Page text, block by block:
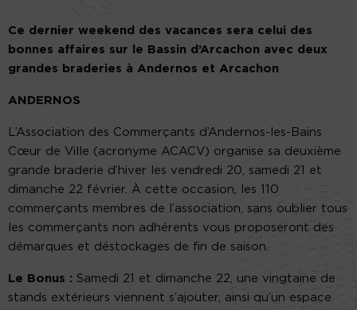
Ce dernier weekend des vacances sera celui des
bonnes affaires sur le Bassin d’Arcachon avec deux
grandes braderies à Andernos et Arcachon
ANDERNOS
L’Association des Commerçants d’Andernos-les-Bains
Cœur de Ville (acronyme ACACV) organise sa deuxième
grande braderie d’hiver les vendredi 20, samedi 21 et
dimanche 22 février. À cette occasion, les 110
commerçants membres de l’association, sans oublier tous
les commerçants non adhérents vous proposeront des
démarques et déstockages de fin de saison.
Le Bonus : Samedi 21 et dimanche 22, une vingtaine de
stands extérieurs viennent s’ajouter, ainsi qu’un espace